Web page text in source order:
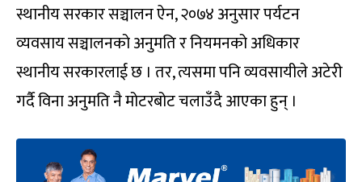
स्थानीय सरकार सञ्चालन ऐन, २०७४ अनुसार पर्यटन
व्यवसाय सञ्चालनको अनुमति र नियमनको अधिकार
स्थानीय सरकारलाई छ । तर, त्यसमा पनि व्यवसायीले अटेरी
गर्दै विना अनुमति नै मोटरबोट चलाउँदै आएका हुन् ।